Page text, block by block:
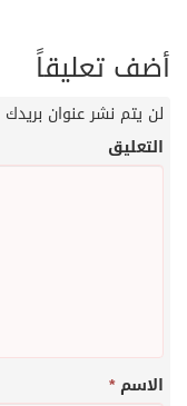
أضف تعليقاً
لن يتم نشر عنوان بريدك
التعليق
الاسم*